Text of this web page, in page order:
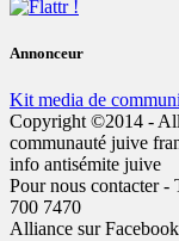
Annonceur
Kit media de
Copyright ©2014 -
communauté juive
info antisémite juive
Pour nous contacter -
700 7470
Alliance sur Facebook